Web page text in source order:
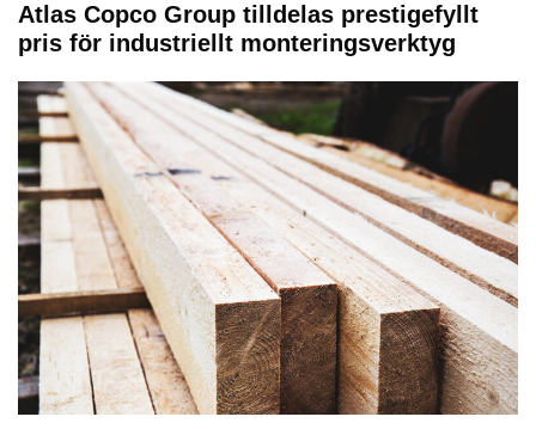
Atlas Copco Group tilldelas prestigefyllt
pris för industriellt monteringsverktyg